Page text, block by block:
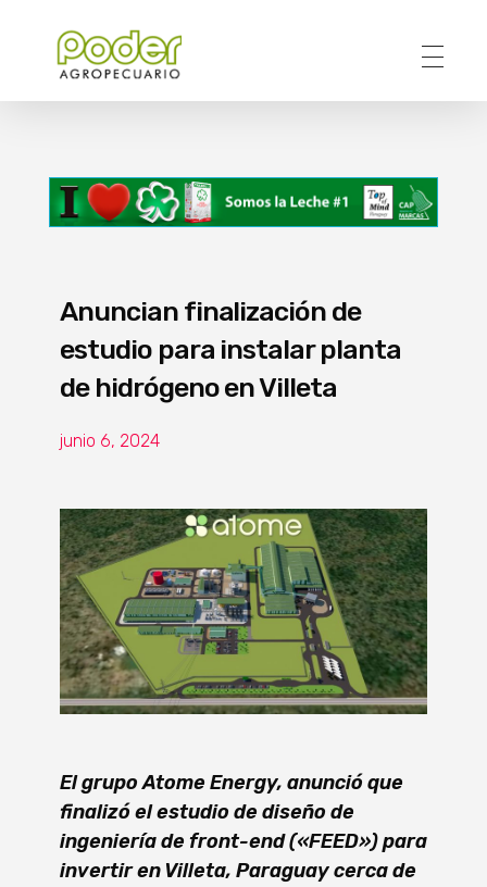
Anuncian finalización de
estudio para instalar planta
de hidrógeno en Villeta
junio 6, 2024
El grupo Atome Energy, anunció que
finalizó el estudio de diseño de
ingeniería de front-end («FEED») para
invertir en Villeta, Paraguay cerca de